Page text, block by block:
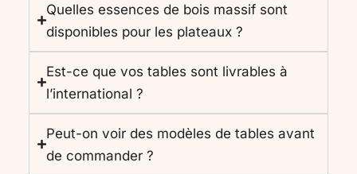
Quelles essences de bois massif sont
disponibles pour les plateaux ?
Est-ce que vos tables sont livrables à
l’international ?
Peut-on voir des modèles de tables avant
de commander ?